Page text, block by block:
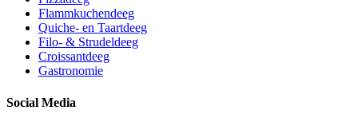
Flammkuchendeeg
Quiche- en Taartdeeg
Filo- & Strudeldeeg
Croissantdeeg
Gastronomie
Social Media